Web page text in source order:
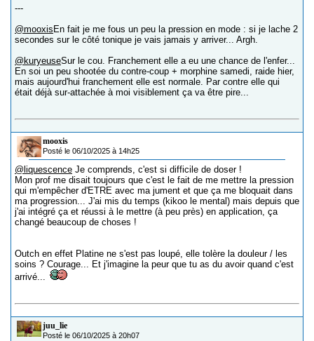
---
@mooxis En fait je me fous un peu la pression en mode : si je lache 2
secondes sur le côté tonique je vais jamais y arriver... Argh.
@kuryeuseSur le cou. Franchement elle a eu une chance de l'enfer...
En soi un peu shootée du contre-coup + morphine samedi, raide hier,
mais aujourd'hui franchement elle est normale. Par contre elle qui
était déjà sur-attachée à moi visiblement ça va être pire...
mooxis
Posté le 06/10/2025 à 14h25
@liquescence Je comprends, c'est si difficile de doser !
Mon prof me disait toujours que c'est le fait de me mettre la pression
qui m'empêcher d'ETRE avec ma jument et que ça me bloquait dans
ma progression... J'ai mis du temps (kikoo le mental) mais depuis que
j'ai intégré ça et réussi à le mettre (à peu près) en application, ça
changé beaucoup de choses !
Outch en effet Platine ne s'est pas loupé, elle tolère la douleur / les
soins ? Courage... Et j'imagine la peur que tu as du avoir quand c'est
arrivé...
juu_lie
Posté le 06/10/2025 à 20h07